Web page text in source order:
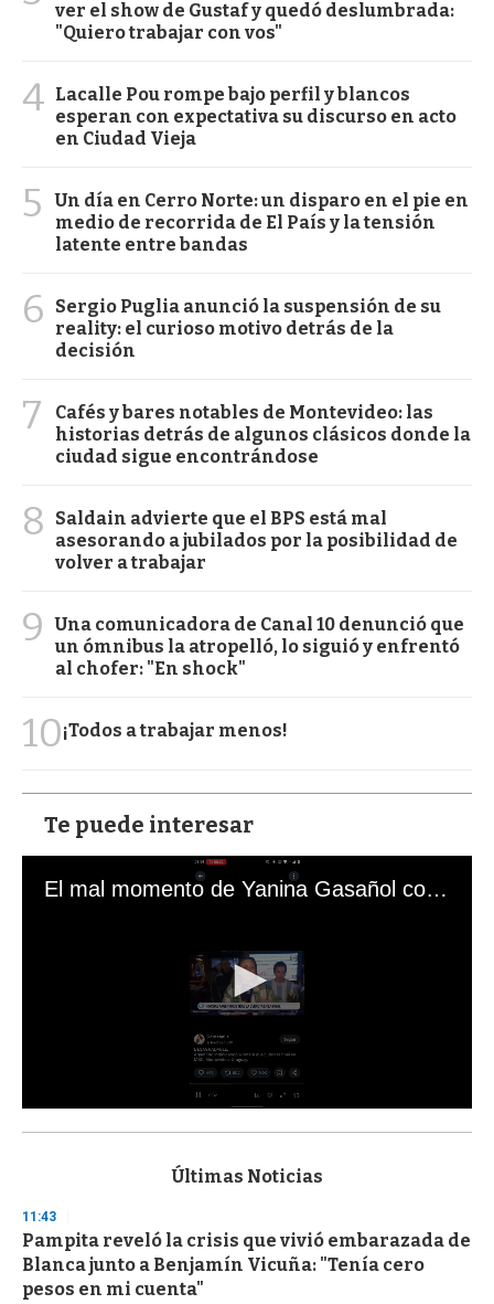
ver el show de Gustaf y quedó deslumbrada:
"Quiero trabajar con vos"
4 Lacalle Pou rompe bajo perfil y blancos
esperan con expectativa su discurso en acto
en Ciudad Vieja
5
Un día en Cerro Norte: un disparo en el pie en
medio de recorrida de El País y la tensión
latente entre bandas
6
Sergio Puglia anunció la suspensión de su
reality: el curioso motivo detrás de la
decisión
7
Cafés y bares notables de Montevideo: las
historias detrás de algunos clásicos donde la
ciudad sigue encontrándose
8
Saldain advierte que el BPS está mal
asesorando a jubilados por la posibilidad de
volver a trabajar
9
Una comunicadora de Canal 10 denunció que
un ómnibus la atropelló, lo siguió y enfrentó
al chofer: "En shock"
10¡Todos a trabajar menos!
Te puede interesar
El mal momento de Yanina Gasañol con un hincha argentino en "Subrayado"
s
d
s
o
f
3
Últimas Noticias
11:43
Pampita reveló la crisis que vivió embarazada de
Blanca junto a Benjamín Vicuña: "Tenía cero
pesos en mi cuenta"